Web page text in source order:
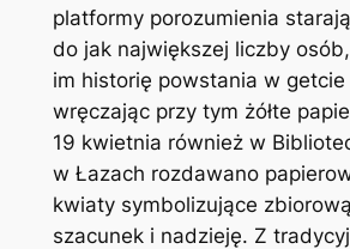
platformy porozumienia
do jak największej liczby
im historię powstania w getcie
wręczając przy tym żółte
19 kwietnia również w
w Łazach rozdawano
kwiaty symbolizujące
szacunek i nadzieję. Z